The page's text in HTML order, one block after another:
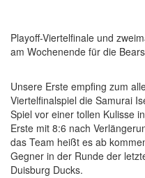
Playoff-Viertelfinale und
am Wochenende für die
Unsere Erste empfing zum
Viertelfinalspiel die Samurai
Spiel vor einer tollen Kulisse
Erste mit 8:6 nach
das Team heißt es ab
Gegner in der Runde der
Duisburg Ducks.